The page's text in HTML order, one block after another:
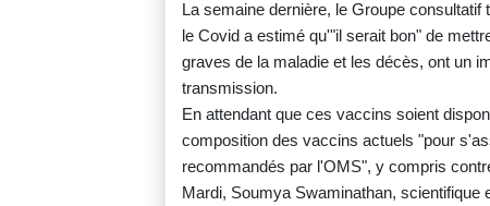
La semaine dernière, le Groupe
le Covid a estimé qu'"il serait bon" de
graves de la maladie et les décès, ont un
transmission.
En attendant que ces vaccins soient
composition des vaccins actuels "pour
recommandés par l'OMS", y compris
Mardi, Soumya Swaminathan, scientifique